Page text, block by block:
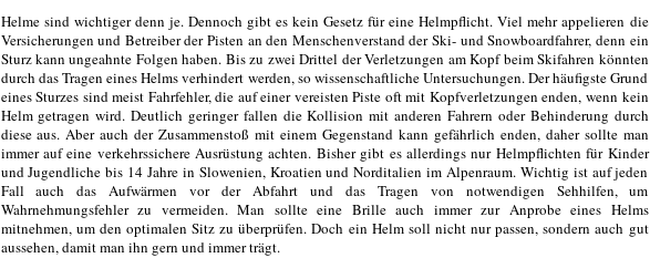
Helme sind wichtiger denn je. Dennoch gibt es kein Gesetz für eine Helmpflicht. Viel mehr appelieren die
Versicherungen und Betreiber der Pisten an den Menschenverstand der Ski- und Snowboardfahrer, denn ein
Sturz kann ungeahnte Folgen haben. Bis zu zwei Drittel der Verletzungen am Kopf beim Skifahren könnten
durch das Tragen eines Helms verhindert werden, so wissenschaftliche Untersuchungen. Der häufigste Grund
eines Sturzes sind meist Fahrfehler, die auf einer vereisten Piste oft mit Kopfverletzungen enden, wenn kein
Helm getragen wird. Deutlich geringer fallen die Kollision mit anderen Fahrern oder Behinderung durch
diese aus. Aber auch der Zusammenstoß mit einem Gegenstand kann gefährlich enden, daher sollte man
immer auf eine verkehrssichere Ausrüstung achten. Bisher gibt es allerdings nur Helmpflichten für Kinder
und Jugendliche bis 14 Jahre in Slowenien, Kroatien und Norditalien im Alpenraum. Wichtig ist auf jeden
Fall auch das Aufwärmen vor der Abfahrt und das Tragen von notwendigen Sehhilfen, um
Wahrnehmungsfehler zu vermeiden. Man sollte eine Brille auch immer zur Anprobe eines Helms
mitnehmen, um den optimalen Sitz zu überprüfen. Doch ein Helm soll nicht nur passen, sondern auch gut
aussehen, damit man ihn gern und immer trägt.